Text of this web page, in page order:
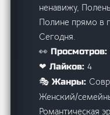
ненавижу,
Полине прямо в
Сегодня.
👀 Просмотров:
❤ Лайков:4
🎭 Жанры:
Женский/
Романтическая